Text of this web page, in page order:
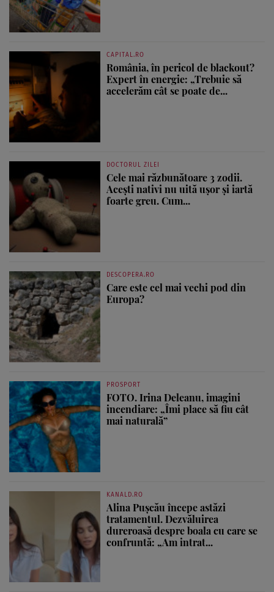
CAPITAL.RO
România, în pericol de blackout?
Expert în energie: „Trebuie să
accelerăm cât se poate de...
DOCTORUL ZILEI
Cele mai răzbunătoare 3 zodii.
Acești nativi nu uită ușor și iartă
foarte greu. Cum...
DESCOPERA.RO
Care este cel mai vechi pod din
Europa?
PROSPORT
FOTO. Irina Deleanu, imagini
incendiare: „Îmi place să fiu cât
mai naturală”
KANALD.RO
Alina Pușcău începe astăzi
tratamentul. Dezvăluirea
dureroasă despre boala cu care se
confruntă: „Am intrat...